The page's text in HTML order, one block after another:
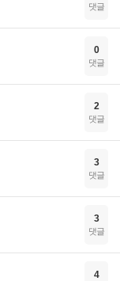
댓글
0
댓글
2
댓글
3
댓글
3
댓글
4